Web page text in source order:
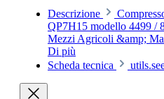
Descrizione
QP7H15 modello 4499 /
Mezzi Agricoli &amp;
Di più
Scheda tecnica